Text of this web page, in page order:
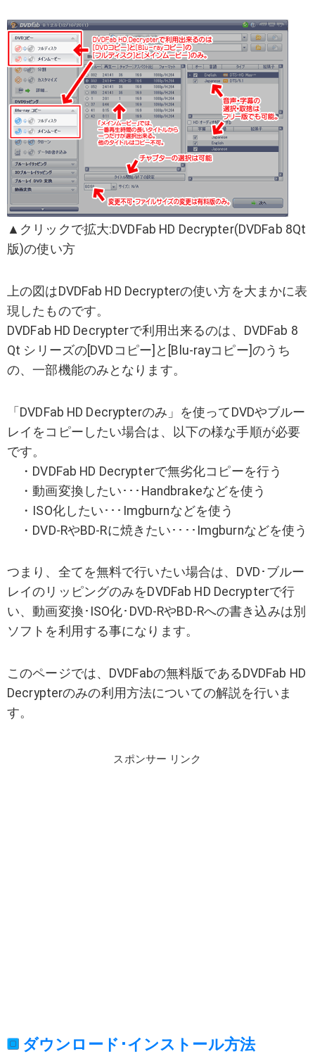
▲クリックで拡大:DVDFab HD Decrypter(DVDFab 8Qt
版)の使い方
上の図はDVDFab HD Decrypterの使い方を大まかに表
現したものです。
DVDFab HD Decrypterで利用出来るのは、DVDFab 8
Qt シリーズの[DVDコピー]と[Blu-rayコピー]のうち
の、一部機能のみとなります。
「DVDFab HD Decrypterのみ」を使ってDVDやブルー
レイをコピーしたい場合は、以下の様な手順が必要
です。
・DVDFab HD Decrypterで無劣化コピーを行う
・動画変換したい･･･Handbrakeなどを使う
・ISO化したい･･･Imgburnなどを使う
・DVD-RやBD-Rに焼きたい････Imgburnなどを使う
つまり、全てを無料で行いたい場合は、DVD･ブルー
レイのリッピングのみをDVDFab HD Decrypterで行
い、動画変換･ISO化･DVD-RやBD-Rへの書き込みは別
ソフトを利用する事になります。
このページでは、DVDFabの無料版であるDVDFab HD
Decrypterのみの利用方法についての解説を行いま
す。
スポンサー リンク
ダウンロード･インストール方法